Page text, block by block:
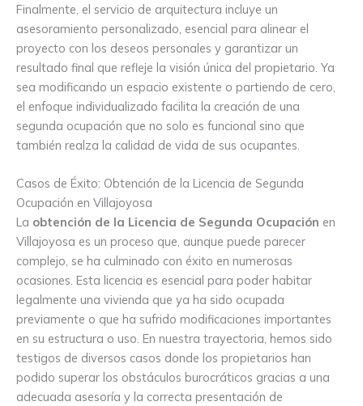
Finalmente, el servicio de arquitectura incluye un
asesoramiento personalizado, esencial para alinear el
proyecto con los deseos personales y garantizar un
resultado final que refleje la visión única del propietario. Ya
sea modificando un espacio existente o partiendo de cero,
el enfoque individualizado facilita la creación de una
segunda ocupación que no solo es funcional sino que
también realza la calidad de vida de sus ocupantes.
Casos de Éxito: Obtención de la Licencia de Segunda
Ocupación en Villajoyosa
La obtención de la Licencia de Segunda Ocupación en
Villajoyosa es un proceso que, aunque puede parecer
complejo, se ha culminado con éxito en numerosas
ocasiones. Esta licencia es esencial para poder habitar
legalmente una vivienda que ya ha sido ocupada
previamente o que ha sufrido modificaciones importantes
en su estructura o uso. En nuestra trayectoria, hemos sido
testigos de diversos casos donde los propietarios han
podido superar los obstáculos burocráticos gracias a una
adecuada asesoría y la correcta presentación de